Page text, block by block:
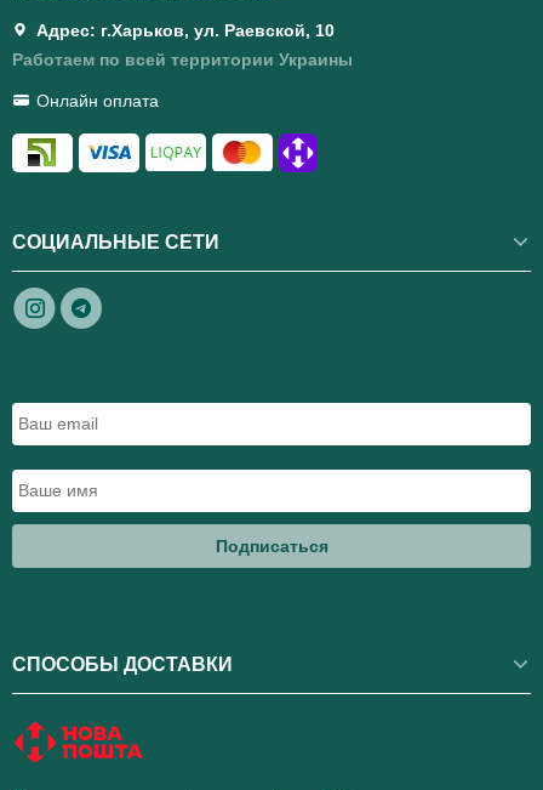
Адрес: г.Харьков, ул. Раевской, 10
Работаем по всей территории Украины
Онлайн оплата
СОЦИАЛЬНЫЕ СЕТИ
Подписаться
СПОСОБЫ ДОСТАВКИ